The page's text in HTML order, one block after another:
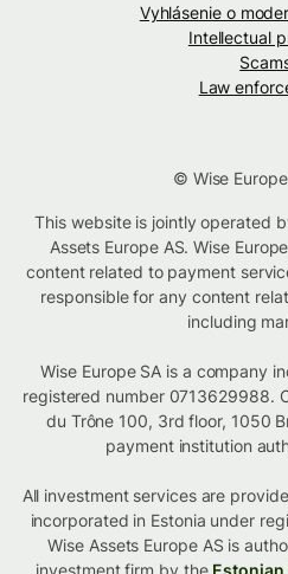
Vyhlásenie o
Intellectual
Law
© Wise
This website is jointly operated
Assets Europe AS. Wise
content related to payment
responsible for any content
including
Wise Europe SA is a company
registered number 0713629988.
du Trône 100, 3rd floor, 1050
payment institution
All investment services are
incorporated in Estonia under
Wise Assets Europe AS is
investment firm by the Estonian